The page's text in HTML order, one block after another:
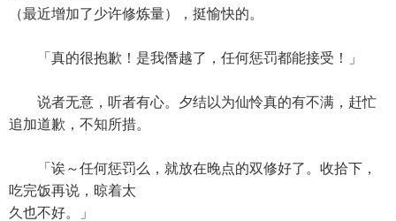
（最近增加了少许修炼量），挺愉快的。
「真的很抱歉！是我僭越了，任何惩罚都能接受！」
说者无意，听者有心。夕结以为仙怜真的有不满，赶忙
追加道歉，不知所措。
「诶～任何惩罚么，就放在晚点的双修好了。收拾下，
吃完饭再说，晾着太
久也不好。」